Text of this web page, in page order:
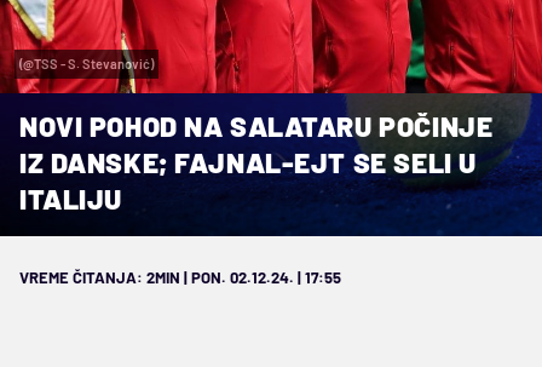
(@TSS - S. Stevanović)
NOVI POHOD NA SALATARU POČINJE
IZ DANSKE; FAJNAL-EJT SE SELI U
ITALIJU
VREME ČITANJA: 2MIN | PON. 02.12.24. | 17:55